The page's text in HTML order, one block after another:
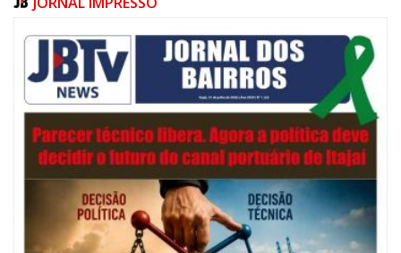
05/08/2026 | 07:00
Salão Nobre Rui Barbosa do Palácio Marcos Konder abrigará gabinete
protocolar do Município
ITAJAÍ